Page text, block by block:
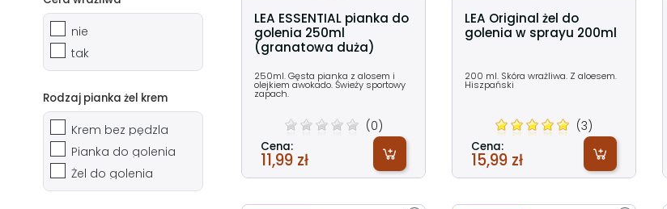
nie
tak
Rodzaj pianka żel krem
Krem bez pędzla
Pianka do golenia
Żel do golenia
LEA ESSENTIAL pianka do
golenia 250ml
(granatowa duża)
250ml. Gęsta pianka z alosem i
olejkiem awokado. Świeży sportowy
zapach.
(0)
Cena:
11,99 zł
LEA Original żel do
golenia w sprayu 200ml
200 ml. Skóra wrażliwa. Z aloesem.
Hiszpański
(3)
Cena:
15,99 zł